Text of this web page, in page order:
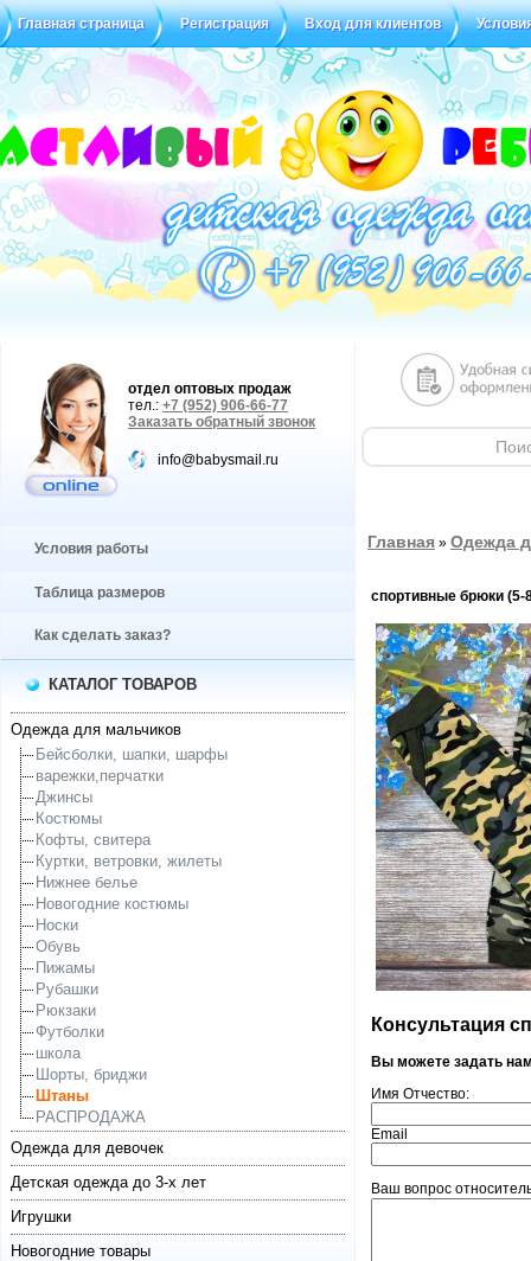
Главная страница Регистрация Вход для клиентов
Статус заказа Отзывы
отдел оптовых продаж
тел.: +7 (952) 906-66-77
Заказать обратный звонок
info@babysmail.ru
Условия работы
Таблица размеров
Как сделать заказ?
КАТАЛОГ ТОВАРОВ
Одежда для мальчиков
Бейсболки, шапки, шарфы
варежки,перчатки
Джинсы
Костюмы
Кофты, свитера
Куртки, ветровки, жилеты
Нижнее белье
Новогодние костюмы
Носки
Обувь
Пижамы
Рубашки
Рюкзаки
Футболки
школа
Шорты, бриджи
Штаны
РАСПРОДАЖА
Одежда для девочек
Детская одежда до 3-х лет
Игрушки
Новогодние товары
Главная » Одежда
спортивные брюки (5-
Консультация
Вы можете задать
Имя Отчество:
Email
Ваш вопрос